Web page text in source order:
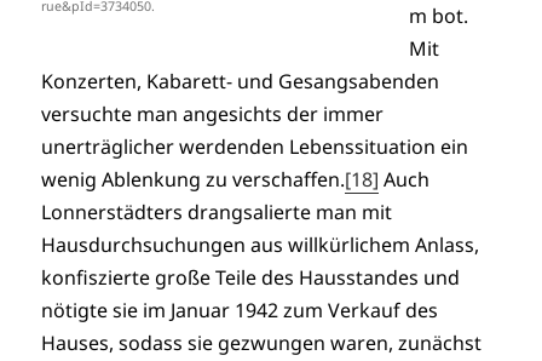
rue&pId=3734050.
m bot.
Mit
Konzerten, Kabarett- und Gesangsabenden
versuchte man angesichts der immer
unerträglicher werdenden Lebenssituation ein
wenig Ablenkung zu verschaffen.[18] Auch
Lonnerstädters drangsalierte man mit
Hausdurchsuchungen aus willkürlichem Anlass,
konfiszierte große Teile des Hausstandes und
nötigte sie im Januar 1942 zum Verkauf des
Hauses, sodass sie gezwungen waren, zunächst